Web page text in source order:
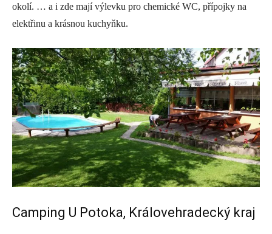
okolí. … a i zde mají výlevku pro chemické WC, přípojky na
elektřinu a krásnou kuchyňku.
Camping U Potoka, Královehradecký kraj